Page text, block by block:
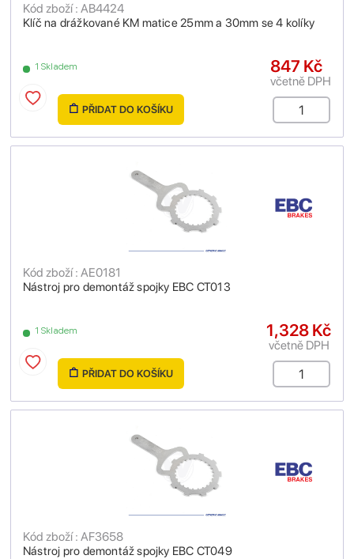
Klíč na drážkované KM matice 25mm a 30mm se 4 kolíky
Kód zboží : AB4424
1 Skladem 847 Kč
včetně DPH
PŘIDAT DO KOŠÍKU
Nástroj pro demontáž spojky EBC CT013
Kód zboží : AE0181
1 Skladem 1,328 Kč
včetně DPH
PŘIDAT DO KOŠÍKU
Nástroj pro demontáž spojky EBC CT049
Kód zboží : AF3658